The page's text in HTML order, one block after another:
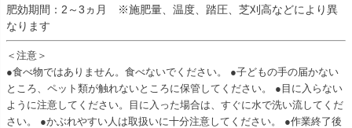
肥効期間：2～3ヵ月 ※施肥量、温度、踏圧、芝刈高などにより異
なります
＜注意＞
●食べ物ではありません。食べないでください。 ●子どもの手の届かない
ところ、ペット類が触れないところに保管してください。 ●目に入らない
ように注意してください。目に入った場合は、すぐに水で洗い流してくだ
さい。 ●かぶれやすい人は取扱いに十分注意してください。 ●作業終了後